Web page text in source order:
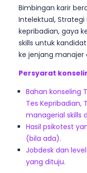
Bimbingan karir
Intelektual, Strategi
kepribadian, gaya
skills untuk
ke jenjang
Persyarat
Bahan konseling
Tes Kepribadian,
managerial skills
Hasil psikotest
(bila ada).
Jobdesk dan
yang dituju.